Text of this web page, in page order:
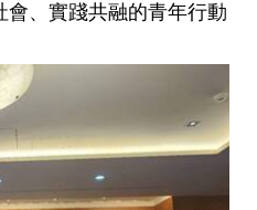
、實踐共融的青年行動